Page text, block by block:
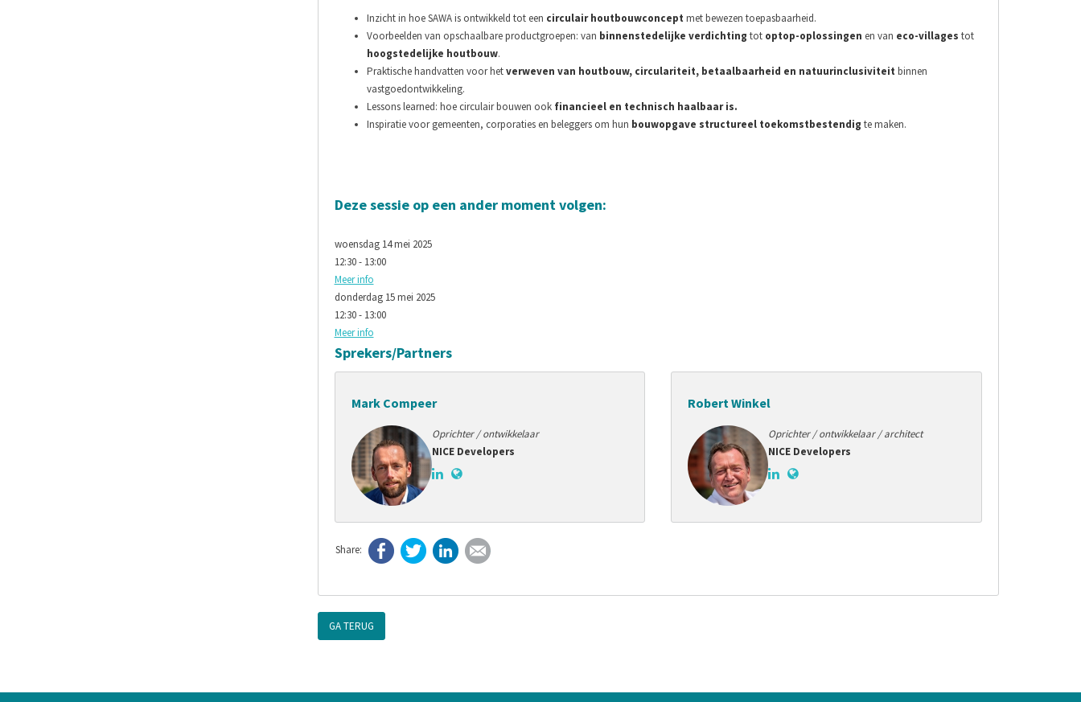
Inzicht in hoe SAWA is ontwikkeld tot een circulair houtbouwconcept met bewezen toepasbaarheid.
Voorbeelden van opschaalbare productgroepen: van binnenstedelijke verdichting tot optop-oplossingen en van eco-villages tot
hoogstedelijke houtbouw.
Praktische handvatten voor hetverweven van houtbouw, circulariteit, betaalbaarheid en natuurinclusiviteit binnen
vastgoedontwikkeling.
Lessons learned: hoe circulair bouwen ook financieel en technisch haalbaar is.
Inspiratie voor gemeenten, corporaties en beleggers om hun bouwopgave structureel toekomstbestendig te maken.
Deze sessie op een ander moment volgen:
woensdag 14 mei 2025
12:30 - 13:00
Meer info
donderdag 15 mei 2025
12:30 - 13:00
Meer info
Sprekers/Partners
Mark Compeer
Oprichter / ontwikkelaar
NICE Developers
Robert Winkel
Oprichter / ontwikkelaar / architect
NICE Developers
FacebookTwitterLinkedInE-mail
GA TERUG